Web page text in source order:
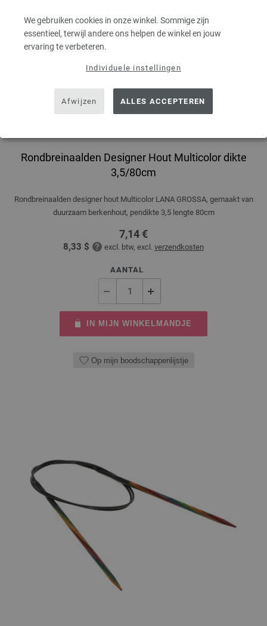
We gebruiken cookies in onze winkel. Sommige zijn
essentieel, terwijl andere ons helpen de winkel en jouw
ervaring te verbeteren.
Individuele instellingen
Afwijzen ALLES ACCEPTEREN
Rondbreinaalden Designer Hout Multicolor dikte
3,5/80cm
Rondbreinaalden designer hout Multicolor LANA GROSSA, gemaakt van
duurzaam berkenhout, pendikte 3,5 lengte 80cm
7,14 €
8,33 $ excl. btw, excl. verzendkosten
AANTAL
IN MIJN WINKELMANDJE
Op mijn boodschappenlijstje